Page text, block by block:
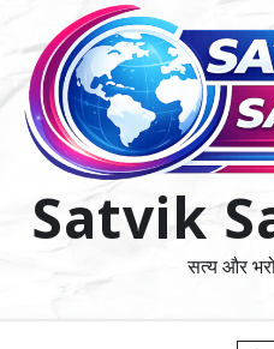
Satvik
सत्य और